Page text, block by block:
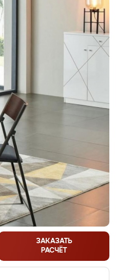
ЗАКАЗАТЬ
РАСЧЁТ